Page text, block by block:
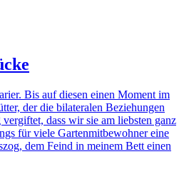
Bis auf diesen einen Moment im
der die bilateralen Beziehungen
dass wir sie am liebsten ganz
für viele Gartenmitbewohner eine
dem Feind in meinem Bett einen